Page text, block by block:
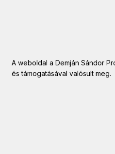
A weboldal a Demján Sándor
és támogatásával valósult meg.